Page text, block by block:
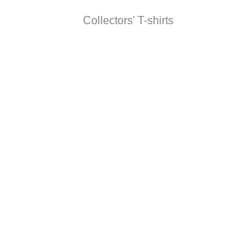
Collectors' T-shirts